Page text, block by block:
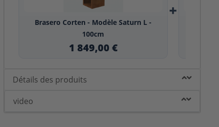
Brasero Corten - Modèle Saturn L -
100cm
1 849,00 €
+
Détails des produits
video